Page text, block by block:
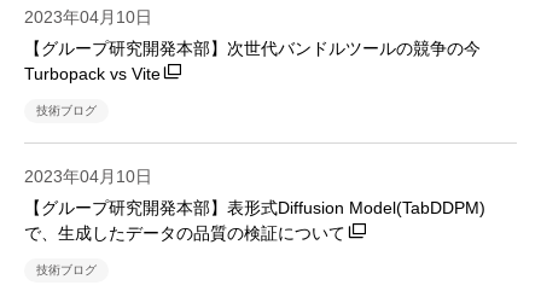
2023年04月10日
【グループ研究開発本部】次世代バンドルツールの競争の今
Turbopack vs Vite
技術ブログ
2023年04月10日
【グループ研究開発本部】表形式Diffusion Model(TabDDPM)
で、生成したデータの品質の検証について
技術ブログ